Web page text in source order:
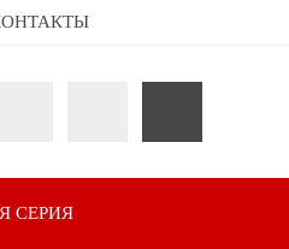
СЕРИЯ